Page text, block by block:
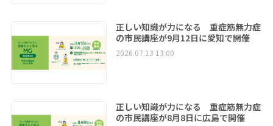
正しい知識が力になる 重症筋無力症
の市民講座が9月12日に愛知で開催
2026.07.13 13:00
正しい知識が力になる 重症筋無力症
の市民講座が8月8日に広島で開催